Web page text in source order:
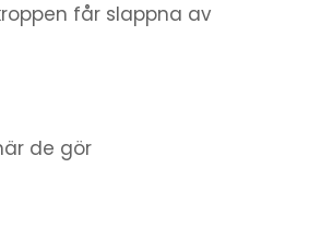
får slappna av
de gör